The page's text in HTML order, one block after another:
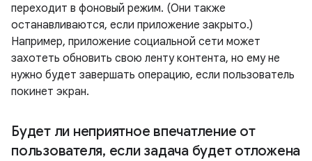
переходит в фоновый режим. (Они также
останавливаются, если приложение закрыто.)
Например, приложение социальной сети может
захотеть обновить свою ленту контента, но ему не
нужно будет завершать операцию, если пользователь
покинет экран.
Будет ли неприятное впечатление от
пользователя, если задача будет отложена